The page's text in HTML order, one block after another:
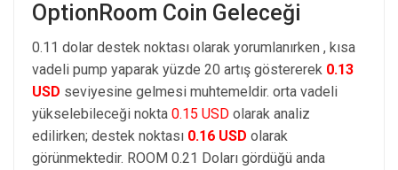
OptionRoom Coin Geleceği
0.11 dolar destek noktası olarak yorumlanırken , kısa
vadeli pump yaparak yüzde 20 artış göstererek 0.13
USD seviyesine gelmesi muhtemeldir. orta vadeli
yükselebileceği nokta 0.15 USD olarak analiz
edilirken; destek noktası 0.16 USD olarak
görünmektedir. ROOM 0.21 Doları gördüğü anda